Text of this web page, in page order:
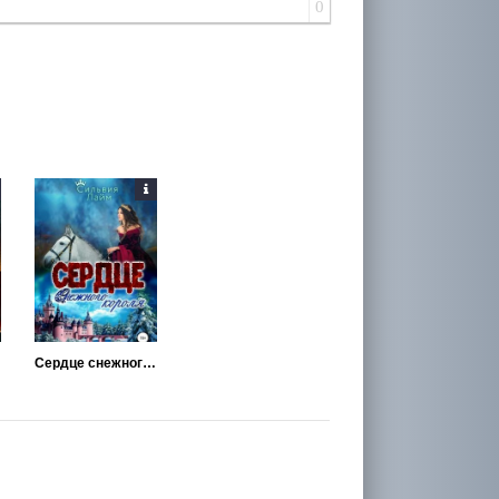
0
Сердце снежного короля